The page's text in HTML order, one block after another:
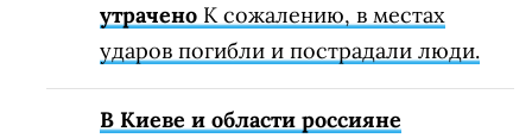
утрачено К сожалению, в местах
ударов погибли и пострадали люди.
В Киеве и области россияне